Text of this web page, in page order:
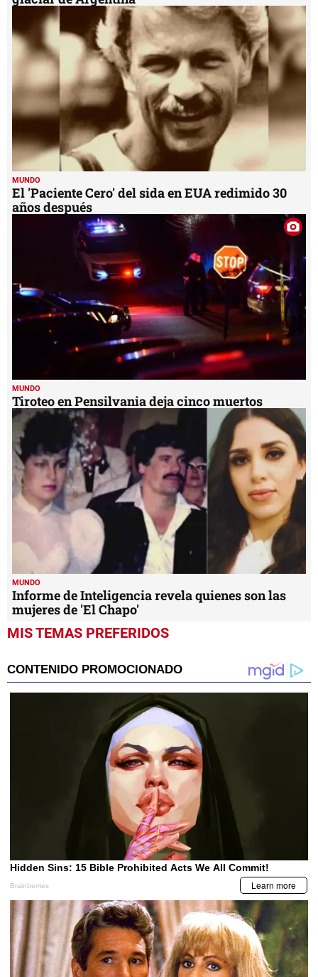
MUNDO
El 'Paciente Cero' del sida en EUA redimido 30
años después
MUNDO
Tiroteo en Pensilvania deja cinco muertos
MUNDO
Informe de Inteligencia revela quienes son las
mujeres de 'El Chapo'
MIS TEMAS PREFERIDOS